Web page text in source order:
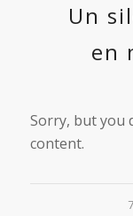
Un
en
Sorry, but you
content.